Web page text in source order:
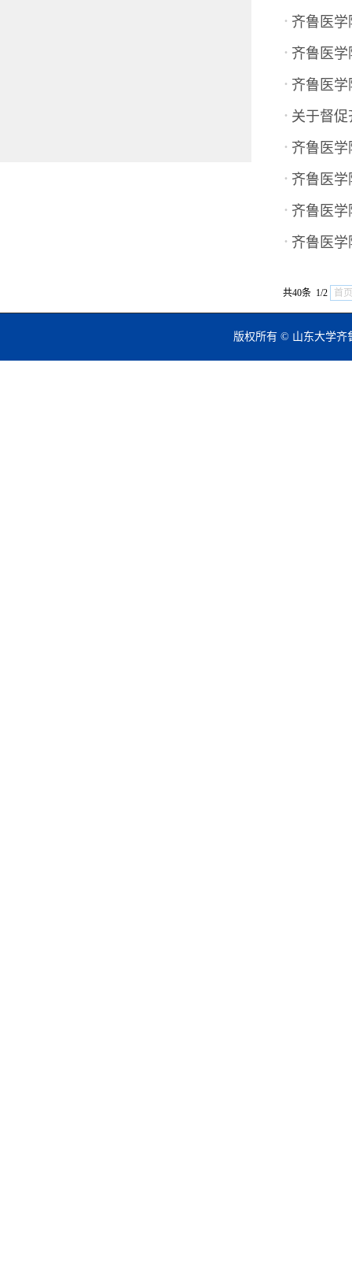
· 齐鲁医
· 齐鲁医
· 齐鲁医
· 关于督
· 齐鲁医
· 齐鲁医学
· 齐鲁医
· 齐鲁医
共40条 1/2 首页
版权所有 © 山东大学